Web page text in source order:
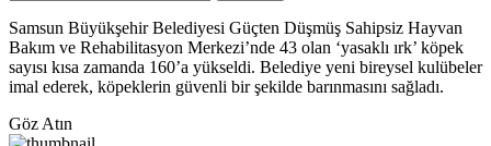
Samsun Büyükşehir Belediyesi Güçten Düşmüş Sahipsiz Hayvan
Bakım ve Rehabilitasyon Merkezi’nde 43 olan ‘yasaklı ırk’ köpek
sayısı kısa zamanda 160’a yükseldi. Belediye yeni bireysel kulübeler
imal ederek, köpeklerin güvenli bir şekilde barınmasını sağladı.
Göz Atın